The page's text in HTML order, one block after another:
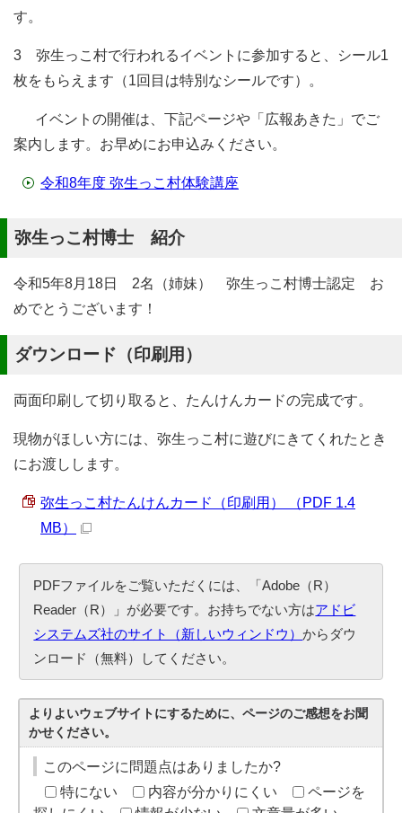
す。
3 弥生っこ村で行われるイベントに参加すると、シール1
枚をもらえます（1回目は特別なシールです）。
イベントの開催は、下記ページや「広報あきた」でご
案内します。お早めにお申込みください。
令和8年度 弥生っこ村体験講座
弥生っこ村博士 紹介
令和5年8月18日 2名（姉妹） 弥生っこ村博士認定 お
めでとうございます！
ダウンロード（印刷用）
両面印刷して切り取ると、たんけんカードの完成です。
現物がほしい方には、弥生っこ村に遊びにきてくれたとき
にお渡しします。
弥生っこ村たんけんカード（印刷用） （PDF 1.4
MB）
PDFファイルをご覧いただくには、「Adobe（R）
Reader（R）」が必要です。お持ちでない方はアドビ
システムズ社のサイト（新しいウィンドウ）からダウ
ンロード（無料）してください。
よりよいウェブサイトにするために、ページのご感想をお聞
かせください。
このページに問題点はありましたか?
特にない
内容が分かりにくい
ページを